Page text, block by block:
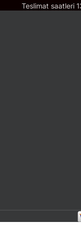
Teslimat saatleri